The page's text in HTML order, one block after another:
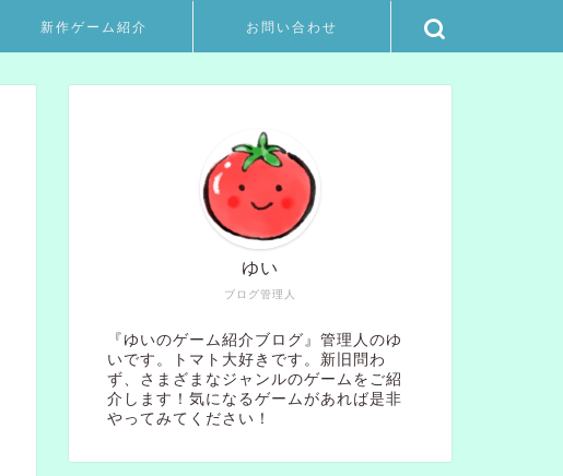
新作ゲーム紹介 お問い合わせ
ブログ管理人
ゆい
『ゆいのゲーム紹介ブログ』管理人のゆ
いです。トマト大好きです。新旧問わ
ず、さまざまなジャンルのゲームをご紹
介します！気になるゲームがあれば是非
やってみてください！